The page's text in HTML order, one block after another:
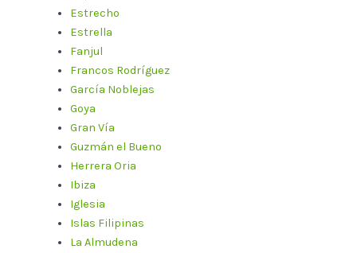
Estrecho
Estrella
Fanjul
Francos Rodríguez
García Noblejas
Goya
Gran Vía
Guzmán el Bueno
Herrera Oria
Ibiza
Iglesia
Islas Filipinas
La Almudena